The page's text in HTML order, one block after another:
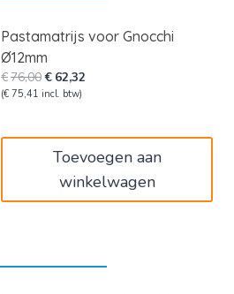
Pastamatrijs voor Gnocchi
Ø12mm
€76,00Oorspronkelijke
prijs
€ 62,32
(€ 75,41 incl. btw)
Toevoegen aan
winkelwagen